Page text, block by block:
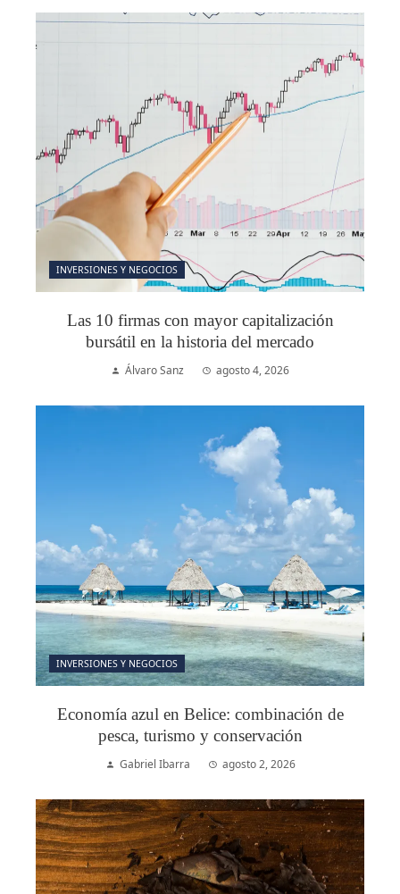
INVERSIONES Y NEGOCIOS
Las 10 firmas con mayor capitalización
bursátil en la historia del mercado
Álvaro Sanz agosto 4, 2026
INVERSIONES Y NEGOCIOS
Economía azul en Belice: combinación de
pesca, turismo y conservación
Gabriel Ibarra agosto 2, 2026